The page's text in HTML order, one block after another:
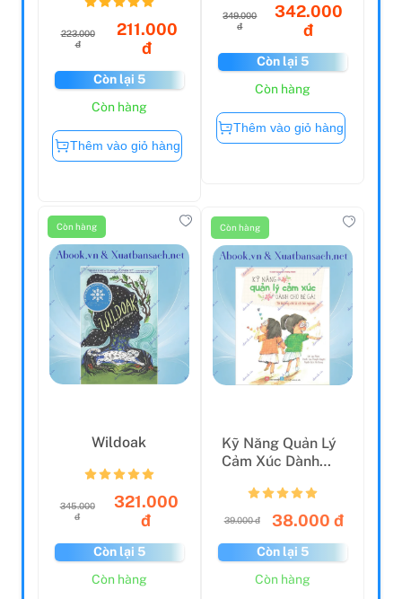
(Book 2)
223.000
đ
211.000
đ
Còn lại 5
Còn hàng
Thêm vào giỏ hàng
349.000
đ
342.000
đ
Còn lại 5
Còn hàng
Thêm vào giỏ hàng
Còn hàng
Wildoak
345.000
đ
321.000
đ
Còn lại 5
Còn hàng
Còn hàng
Kỹ Năng Quản Lý
Cảm Xúc Dành
Không...
39.000 đ 38.000 đ
Còn lại 5
Còn hàng